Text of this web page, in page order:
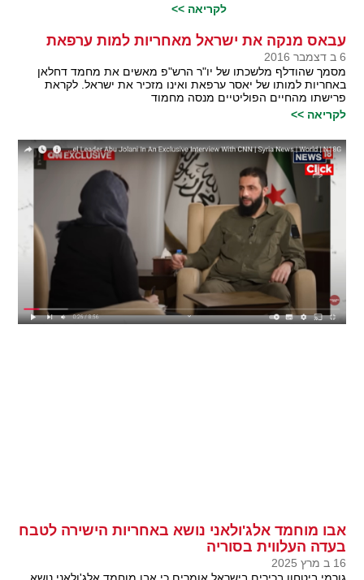
לקריאה >>
עבאס מנקה את ישראל מאחריות למות ערפאת
6 ב דצמבר 2016
מסמך שהודלף מלשכתו של יו"ר הרש"פ מאשים את מחמד דחלאן
באחריות למותו של יאסר ערפאת ואינו מזכיר את ישראל. לקראת
פרישתו מהחיים הפוליטיים מנסה מחמוד
לקריאה >>
אבו מוחמד אלג'ולאני נושא באחריות הישירה לטבח
בעדה העלווית בסוריה
16 ב מרץ 2025
גורמי ביטחון בכירים בישראל אומרים כי אבו מוחמד אלג'ולאני נושא